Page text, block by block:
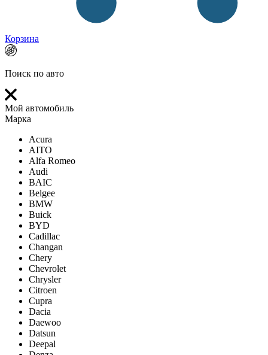
Корзина
Поиск по авто
Мой автомобиль
Марка
Acura
AITO
Alfa Romeo
Audi
BAIC
Belgee
BMW
Buick
BYD
Cadillac
Changan
Chery
Chevrolet
Chrysler
Citroen
Cupra
Dacia
Daewoo
Datsun
Deepal